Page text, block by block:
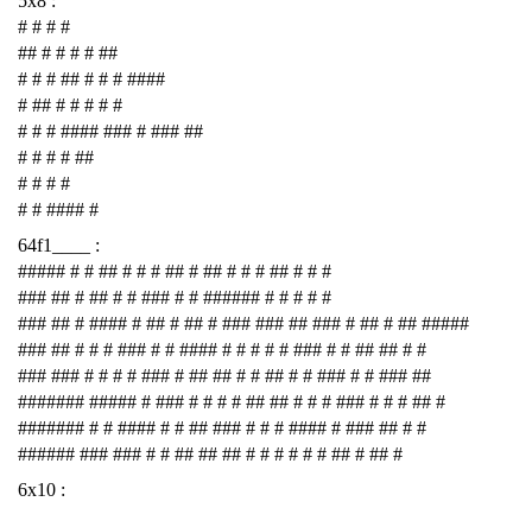
# # # #
## # # # # ##
# # # ## # # # ####
# ## # # # # #
# # # #### ### # ### ##
# # # # ##
# # # #
# # #### #
64f1____ :
##### # # ## # # # ## # ## # # # ## # # #
### ## # ## # # ### # # ###### # # # # #
### ## # #### # ## # ## # ### ### ## ### # ## # ## #####
### ## # # # ### # # #### # # # # # ### # # ## ## # #
### ### # # # # ### # ## ## # # ## # # ### # # ### ##
####### ##### # ### # # # # ## ## # # # ### # # # ## #
####### # # #### # # ## ### # # # #### # ### ## # #
###### ### ### # # ## ## ## # # # # # # ## # ## #
6x10 :